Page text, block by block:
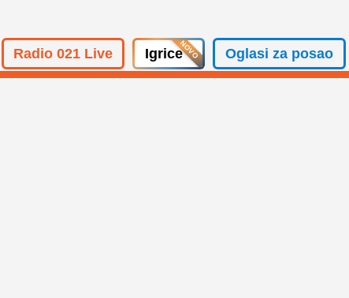
Radio 021 Live Igrice Oglasi za posao